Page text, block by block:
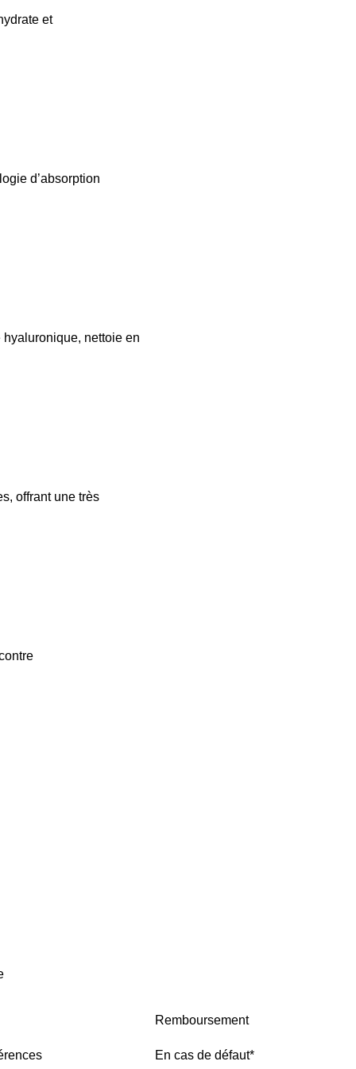
et
d’absorption
nettoie en
offrant une très
Remboursement
En cas de défaut*